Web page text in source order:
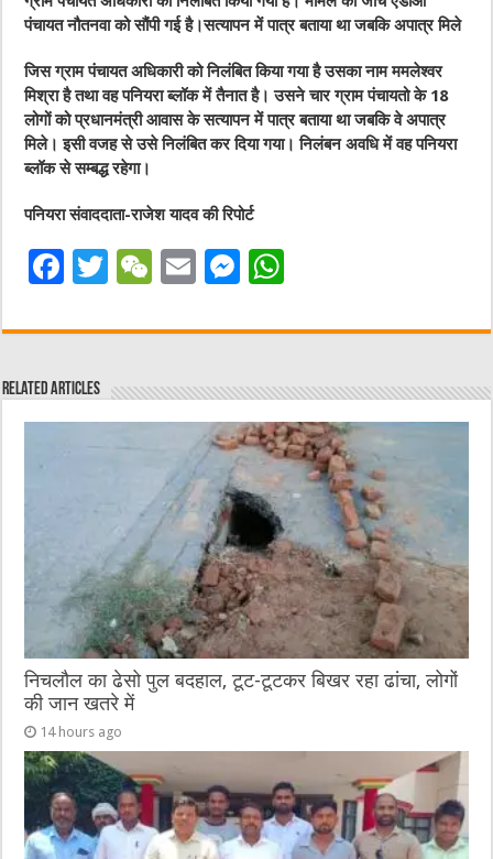
पंचायत नौतनवा को सौंपी गई है।सत्यापन में पात्र बताया था जबकि अपात्र मिले
जिस ग्राम पंचायत अधिकारी को निलंबित किया गया है उसका नाम ममलेश्वर
मिश्रा है तथा वह पनियरा ब्लॉक में तैनात है। उसने चार ग्राम पंचायतो के 18
लोगों को प्रधानमंत्री आवास के सत्यापन में पात्र बताया था जबकि वे अपात्र
मिले। इसी वजह से उसे निलंबित कर दिया गया। निलंबन अवधि में वह पनियरा
ब्लॉक से सम्बद्ध रहेगा।
पनियरा संवाददाता-राजेश यादव की रिपोर्ट
F
c
e
b
T
it
r
W
C
at
E
ai
M
ss
n
g
er
at
A
p
p
Related Articles
निचलौल का ढेसो पुल बदहाल, टूट-टूटकर बिखर रहा ढांचा, लोगों
की जान खतरे में
14 hours ago